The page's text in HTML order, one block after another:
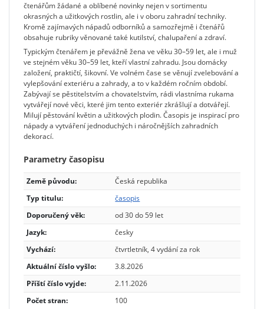
čtenářům žádané a oblíbené novinky nejen v sortimentu
okrasných a užitkových rostlin, ale i v oboru zahradní techniky.
Kromě zajímavých nápadů odborníků a samozřejmě i čtenářů
obsahuje rubriky věnované také kutilství, chalupaření a zdraví.
Typickým čtenářem je převážně žena ve věku 30–59 let, ale i muž
ve stejném věku 30–59 let, kteří vlastní zahradu. Jsou domácky
založení, praktičtí, šikovní. Ve volném čase se věnují zvelebování a
vylepšování exteriéru a zahrady, a to v každém ročním období.
Zabývají se pěstitelstvím a chovatelstvím, rádi vlastníma rukama
vytvářejí nové věci, které jim tento exteriér zkrášlují a dotvářejí.
Milují pěstování květin a užitkových plodin. Časopis je inspirací pro
nápady a vytváření jednoduchých i náročnějších zahradních
dekorací.
Parametry časopisu
Země původu:
Česká republika
Typ titulu:
časopis
Doporučený věk:
od 30 do 59 let
Jazyk:
česky
Vychází:
čtvrtletník, 4 vydání za rok
Aktuální číslo vyšlo:
3.8.2026
Příští číslo vyjde:
2.11.2026
Počet stran:
100